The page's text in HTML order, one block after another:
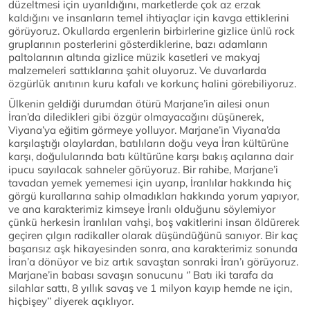
düzeltmesi için uyarıldığını, marketlerde çok az erzak
kaldığını ve insanların temel ihtiyaçlar için kavga ettiklerini
görüyoruz. Okullarda ergenlerin birbirlerine gizlice ünlü rock
gruplarının posterlerini gösterdiklerine, bazı adamların
paltolarının altında gizlice müzik kasetleri ve makyaj
malzemeleri sattıklarına şahit oluyoruz. Ve duvarlarda
özgürlük anıtının kuru kafalı ve korkunç halini görebiliyoruz.
Ülkenin geldiği durumdan ötürü Marjane’in ailesi onun
İran’da diledikleri gibi özgür olmayacağını düşünerek,
Viyana’ya eğitim görmeye yolluyor. Marjane’in Viyana’da
karşılaştığı olaylardan, batılıların doğu veya İran kültürüne
karşı, doğulularında batı kültürüne karşı bakış açılarına dair
ipucu sayılacak sahneler görüyoruz. Bir rahibe, Marjane’i
tavadan yemek yememesi için uyarıp, İranlılar hakkında hiç
görgü kurallarına sahip olmadıkları hakkında yorum yapıyor,
ve ana karakterimiz kimseye İranlı olduğunu söylemiyor
çünkü herkesin İranlıları vahşi, boş vakitlerini insan öldürerek
geçiren çılgın radikaller olarak düşündüğünü sanıyor. Bir kaç
başarısız aşk hikayesinden sonra, ana karakterimiz sonunda
İran’a dönüyor ve biz artık savaştan sonraki İran’ı görüyoruz.
Marjane’in babası savaşın sonucunu ‘’ Batı iki tarafa da
silahlar sattı, 8 yıllık savaş ve 1 milyon kayıp hemde ne için,
hiçbişey’’ diyerek açıklıyor.